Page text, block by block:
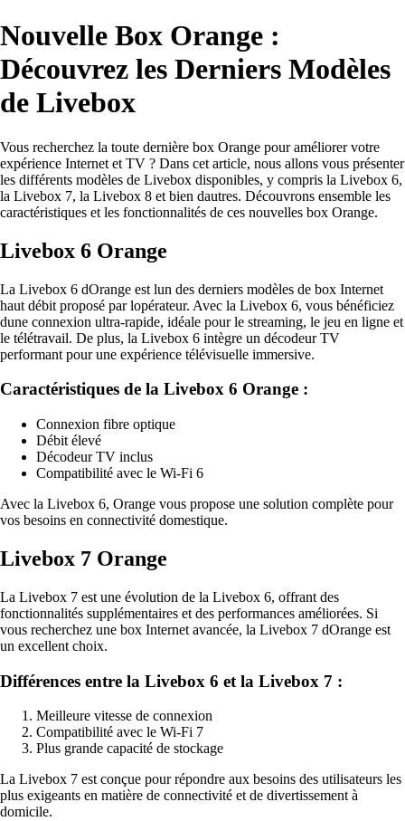
Nouvelle Box Orange :
Découvrez les Derniers Modèles
de Livebox
Vous recherchez la toute dernière box Orange pour améliorer votre
expérience Internet et TV ? Dans cet article, nous allons vous présenter
les différents modèles de Livebox disponibles, y compris la Livebox 6,
la Livebox 7, la Livebox 8 et bien dautres. Découvrons ensemble les
caractéristiques et les fonctionnalités de ces nouvelles box Orange.
Livebox 6 Orange
La Livebox 6 dOrange est lun des derniers modèles de box Internet
haut débit proposé par lopérateur. Avec la Livebox 6, vous bénéficiez
dune connexion ultra-rapide, idéale pour le streaming, le jeu en ligne et
le télétravail. De plus, la Livebox 6 intègre un décodeur TV
performant pour une expérience télévisuelle immersive.
Caractéristiques de la Livebox 6 Orange :
Connexion fibre optique
Débit élevé
Décodeur TV inclus
Compatibilité avec le Wi-Fi 6
Avec la Livebox 6, Orange vous propose une solution complète pour
vos besoins en connectivité domestique.
Livebox 7 Orange
La Livebox 7 est une évolution de la Livebox 6, offrant des
fonctionnalités supplémentaires et des performances améliorées. Si
vous recherchez une box Internet avancée, la Livebox 7 dOrange est
un excellent choix.
Différences entre la Livebox 6 et la Livebox 7 :
Meilleure vitesse de connexion
Compatibilité avec le Wi-Fi 7
Plus grande capacité de stockage
La Livebox 7 est conçue pour répondre aux besoins des utilisateurs les
plus exigeants en matière de connectivité et de divertissement à
domicile.